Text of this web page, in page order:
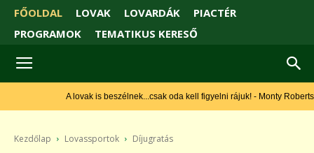
FŐOLDAL LOVAK LOVARDÁK
PIACTÉR
PROGRAMOK
TEMATIKUS KERESŐ
A lovak is beszélnek...csak oda kell figyelni rájuk! - Monty Roberts
Kezdőlap Lovassportok Díjugratás